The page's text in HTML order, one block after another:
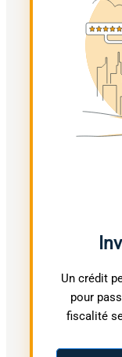
Un crédit
pour
fiscalité